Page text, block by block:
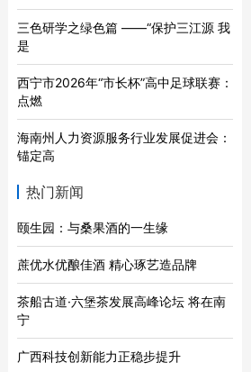
三色研学之绿色篇 ——“保护三江源 我
是
西宁市2026年“市长杯”高中足球联赛：
点燃
海南州人力资源服务行业发展促进会：
锚定高
热门新闻
颐生园：与桑果酒的一生缘
蔗优水优酿佳酒 精心琢艺造品牌
茶船古道·六堡茶发展高峰论坛 将在南
宁
广西科技创新能力正稳步提升